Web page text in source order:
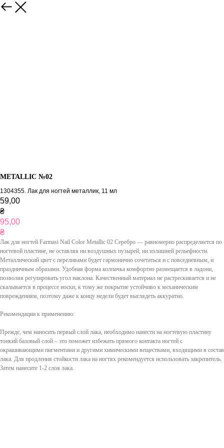
METALLIC №02
1304355. Лак для ногтей металлик, 11 мл
59,00
₴
95,00
₴
Лак для ногтей Farmasi Nail Color Metallic 02 Серебро — равномерно распределяется по
ногтевой пластине, не оставляя ни воздушных пузырей, ни излишней рельефности.
Металлический цвет с переливами будет гармонично сочетаться и с повседневным, и
праздничным образами. Удобная форма колпачка комфортно размещается в ладони,
позволяя регулировать угол наклона. Качественный материал не растрескивается и не
скалывается в процессе носки, к тому же покрытие устойчиво к механическим
повреждениям, поэтому даже к концу недели будет выглядеть аккуратно.
Рекомендации к применению:
Прежде, чем наносить первый слой лака, необходимо нанести на ногтевую пластину
тонкий базовый слой – это поможет избежать прямого контакта ногтей с
окрашивающими пигментами и другими химическими веществами, входящими в состав
лака. Для продления стойкости лака на ногтях рекомендуется использовать закрепитель.
Затем нанесите 1-2 слоя лака.